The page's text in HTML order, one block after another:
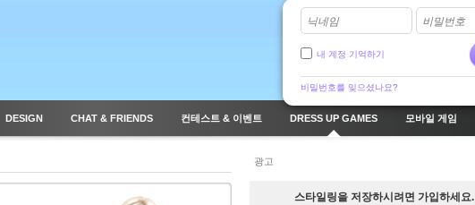
닉네임 비밀번호
내 계정 기억하기
비밀번호를 잊으셨나요?
DESIGN CHAT & FRIENDS 컨테스트 & 이벤트 DRESS UP GAMES 모바일 게임
광고
스타일링을 저장하시려면 가입하세요.